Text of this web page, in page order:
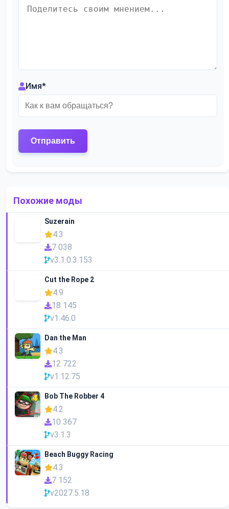
Имя*
Похожие моды
Suzerain
4.3
7 038
v3.1.0.3.153
Cut the Rope 2
4.9
18 145
v1.46.0
Dan the Man
4.3
12 722
v1.12.75
Bob The Robber 4
4.2
10 367
v3.1.3
Beach Buggy Racing
4.3
7 152
v2027.5.18